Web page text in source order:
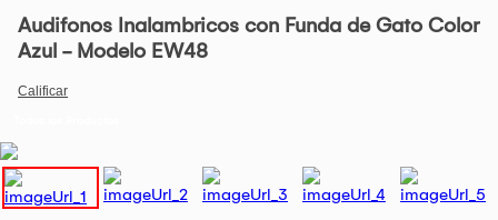
Audifonos Inalambricos con Funda de Gato Color
Azul - Modelo EW48